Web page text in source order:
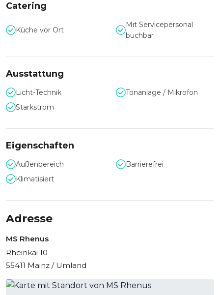
der MS Rhenus.
Sie suchen etwas Einmaliges? Schauen Sie sich gerne die
Event Fähre AF Mary Roos
Catering
Küche vor Ort
Mit Servicepersonal
buchbar
Ausstattung
Licht-Technik
Tonanlage / Mikrofon
Starkstrom
Eigenschaften
Außenbereich
Barrierefrei
Klimatisiert
Adresse
MS Rhenus
Rheinkai 10
55411 Mainz / Umland